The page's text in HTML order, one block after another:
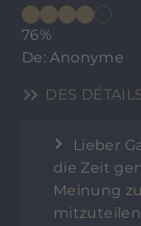
76%
De: Anonyme
DES
Lieber
die Zeit
Meinung